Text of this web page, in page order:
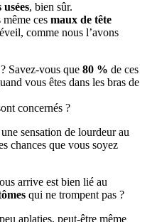
usées, bien sûr.
ces maux de tête
comme nous l’avons
Savez-vous que 80 % de ces
vous êtes dans les bras de
concernés ?
sensation de lourdeur au
chances que vous soyez
arrive est bien lié au
qui ne trompent pas ?
aplaties, peut-être même